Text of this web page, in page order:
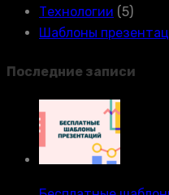
Технологии (5)
Шаблоны
Последние записи